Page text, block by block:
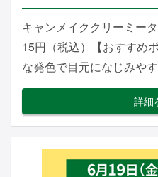
キャンメイククリーミー
15円（税込）【おすすめ
な発色で目元になじみや
詳細